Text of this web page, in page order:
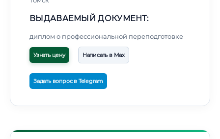
ВЫДАВАЕМЫЙ ДОКУМЕНТ:
диплом о профессиональной переподготовке
Узнать цену Написать в Max
Задать вопрос в Telegram